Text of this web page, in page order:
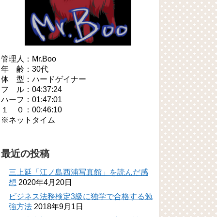
管理人：Mr.Boo
年 齢：30代
体 型：ハードゲイナー
フ ル：04:37:24
ハーフ：01:47:01
１ ０：00:46:10
※ネットタイム
最近の投稿
三上延「江ノ島西浦写真館」を読んだ感
想 2020年4月20日
ビジネス法務検定3級に独学で合格する勉
強方法 2018年9月1日